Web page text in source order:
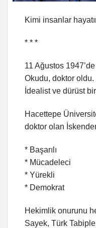
Kimi insanlar
* * *
11 Ağustos
Okudu, doktor oldu.
İdealist ve dürüst
Hacettepe
doktor olan
* Başarılı
* Mücadeleci
* Yürekli
* Demokrat
Hekimlik onurunu
Sayek, Türk